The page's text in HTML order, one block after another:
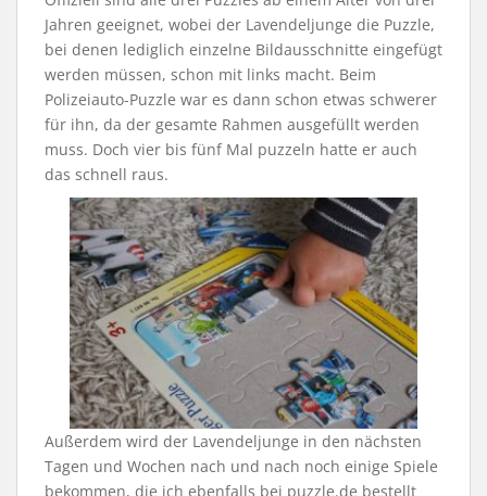
Jahren geeignet, wobei der Lavendeljunge die Puzzle,
bei denen lediglich einzelne Bildausschnitte eingefügt
werden müssen, schon mit links macht. Beim
Polizeiauto-Puzzle war es dann schon etwas schwerer
für ihn, da der gesamte Rahmen ausgefüllt werden
muss. Doch vier bis fünf Mal puzzeln hatte er auch
das schnell raus.
Außerdem wird der Lavendeljunge in den nächsten
Tagen und Wochen nach und nach noch einige Spiele
bekommen, die ich ebenfalls bei puzzle.de bestellt